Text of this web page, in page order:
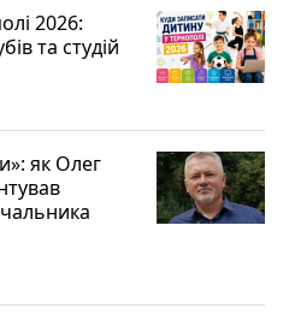
2026:
та студій
як Олег